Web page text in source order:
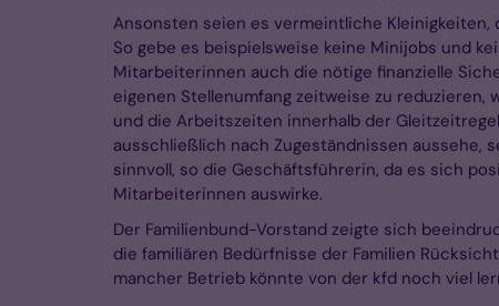
Ansonsten seien es vermeintliche Kleinigkeiten,
So gebe es beispielsweise keine Minijobs und
Mitarbeiterinnen auch die nötige finanzielle
eigenen Stellenumfang zeitweise zu
und die Arbeitszeiten innerhalb der
ausschließlich nach Zugeständnissen aussehe,
sinnvoll, so die Geschäftsführerin, da es sich
Mitarbeiterinnen auswirke.
Der Familienbund-Vorstand zeigte sich
die familiären Bedürfnisse der Familien
mancher Betrieb könnte von der kfd noch viel